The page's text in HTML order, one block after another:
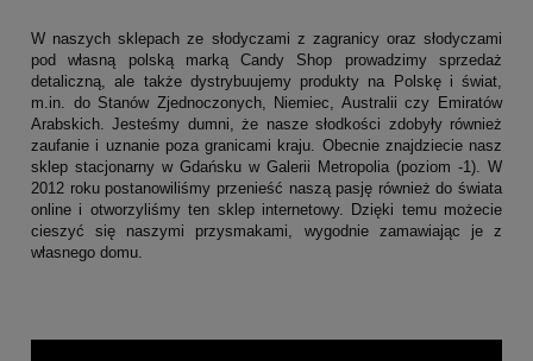
W naszych sklepach ze słodyczami z zagranicy oraz słodyczami
pod własną polską marką Candy Shop prowadzimy sprzedaż
detaliczną, ale także dystrybuujemy produkty na Polskę i świat,
m.in. do Stanów Zjednoczonych, Niemiec, Australii czy Emiratów
Arabskich. Jesteśmy dumni, że nasze słodkości zdobyły również
zaufanie i uznanie poza granicami kraju. Obecnie znajdziecie nasz
sklep stacjonarny w Gdańsku w Galerii Metropolia (poziom -1). W
2012 roku postanowiliśmy przenieść naszą pasję również do świata
online i otworzyliśmy ten sklep internetowy. Dzięki temu możecie
cieszyć się naszymi przysmakami, wygodnie zamawiając je z
własnego domu.